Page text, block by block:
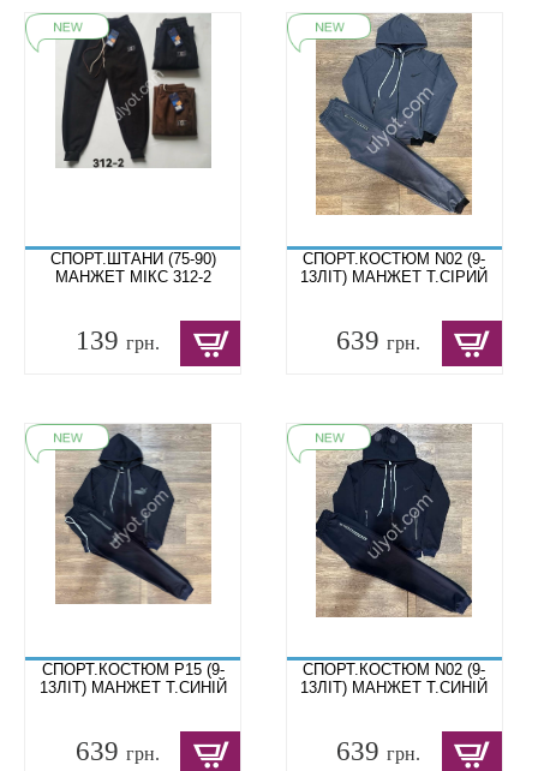
СПОРТ.ШТАНИ (75-90)
МАНЖЕТ МІКС 312-2
139 грн.
СПОРТ.КОСТЮМ N02 (9-
13ЛІТ) МАНЖЕТ Т.СІРИЙ
639грн.
СПОРТ.КОСТЮМ P15 (9-
13ЛІТ) МАНЖЕТ Т.СИНІЙ
639 грн.
СПОРТ.КОСТЮМ N02 (9-
13ЛІТ) МАНЖЕТ Т.СИНІЙ
639грн.